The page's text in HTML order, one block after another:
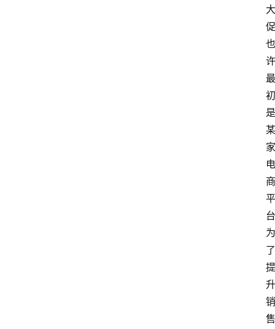
大
促
也
许
最
初
是
某
家
电
商
平
台
为
了
提
升
销
售